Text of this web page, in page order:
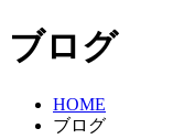
ブログ
HOME
ブログ